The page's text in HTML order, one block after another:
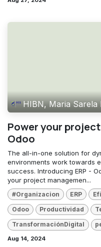
HIBN, Maria Sarela
Power your
Odoo
The all-in-one solution for
environments work towards
success. Introducing ERP -
your project managemen...
#Organizacion ERP
Odoo Productividad
TransformaciónDigital
Aug 14, 2024